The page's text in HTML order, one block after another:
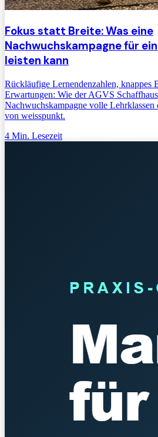
Fokus statt Breite: Was eine
Nachwuchskampagne für
leisten kann
Rückläufige Lernendenzahlen, knappes
Erwartungen: Wie der AGVS
Nachwuchskampagne volle
von weisspunkt.
4 Min. Lesezeit